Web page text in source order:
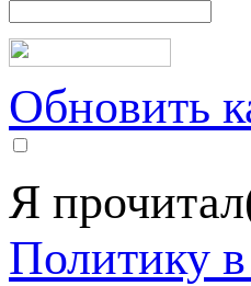
Обновить
Я
Политику